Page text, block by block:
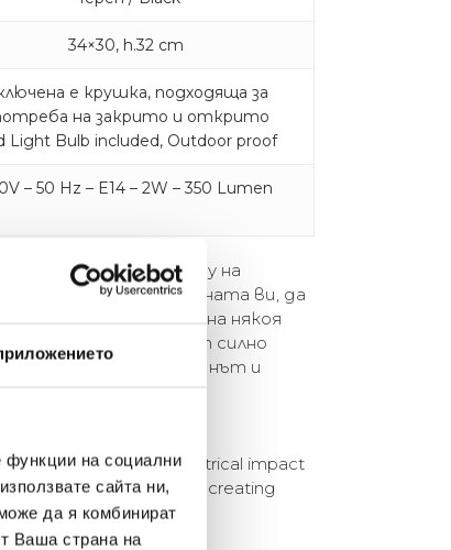
функции на социални
сайта ни,
да я комбинират
Ваша страна на
34×30, h.32 cm
е крушка, подходяща за
на закрито и открито
Light Bulb included, Outdoor proof
– 50 Hz – E14 – 2W – 350 Lumen
от серията Monkey на
да се катерят по стената ви, да
се настанят удобно на някоя
Monkey имат силно
изкуството, дизайнът и
едно. Перфектната
have a strong theatrical impact
nature blend together creating
for your home.